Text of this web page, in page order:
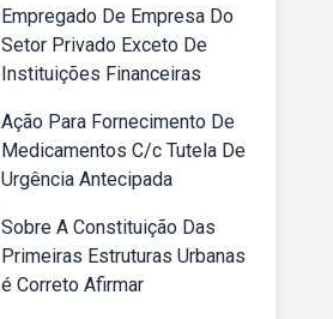
Empregado De Empresa Do
Setor Privado Exceto De
Instituições Financeiras
Ação Para Fornecimento De
Medicamentos C/c Tutela De
Urgência Antecipada
Sobre A Constituição Das
Primeiras Estruturas Urbanas
é Correto Afirmar